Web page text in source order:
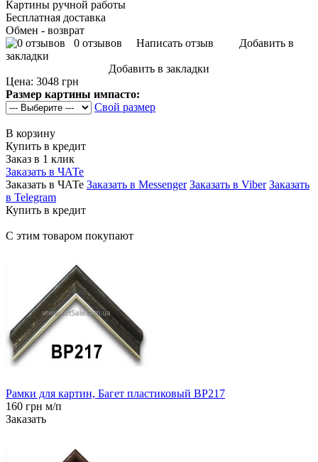
Картины ручной работы
Бесплатная доставка
Обмен - возврат
0 отзывов
Написать отзыв
Добавить в
закладки
Добавить в закладки
Цена: 3048 грн
Размер картины импасто:
Свой размер
В корзину
Купить в кредит
Заказ в 1 клик
Заказать в ЧАТе
Заказать в ЧАТе Заказать в Messenger Заказать в Viber Заказать
в Telegram
Купить в кредит
С этим товаром покупают
Рамки для картин, Багет пластиковый BP217
160 грн м/п
Заказать